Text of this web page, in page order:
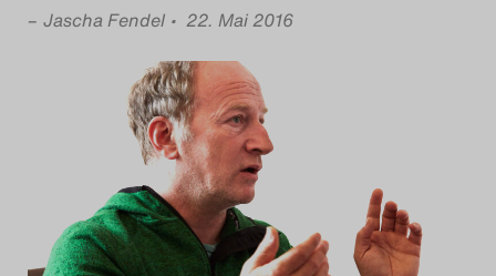
2020
Das Theatertreffen-Blog
2021
Das Theatertreffen-Blog
2022
– Jascha Fendel • 22. Mai 2016